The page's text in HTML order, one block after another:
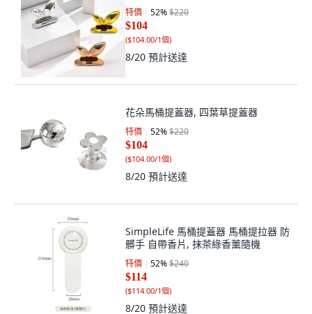
特價 52%$220
$104
($104.00/1個)
8/20 預計送達
花朵馬桶提蓋器, 四葉草提蓋器
特價 52%$220
$104
($104.00/1個)
8/20 預計送達
SimpleLife 馬桶提蓋器 馬桶提拉器 防
髒手 自帶香片, 抹茶綠香薰隨機
特價 52%$240
$114
($114.00/1個)
8/20 預計送達